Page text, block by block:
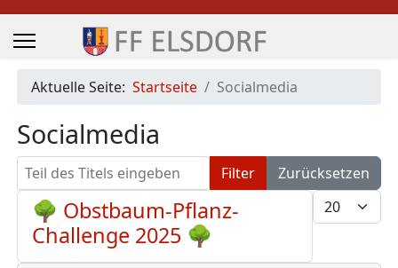
Aktuelle Seite: Startseite Socialmedia
Socialmedia
Teil des Titels eingeben Filter
Zurücksetzen
Anzeige #
🌳 Obstbaum-Pflanz-
Challenge 2025 🌳